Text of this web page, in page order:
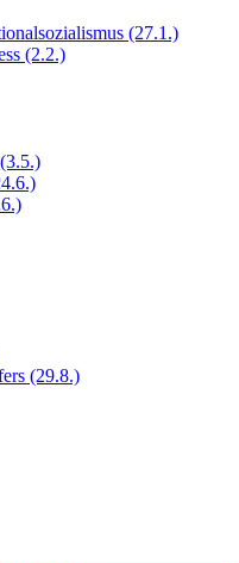
(27.1.)
(2.2.)
(29.8.)